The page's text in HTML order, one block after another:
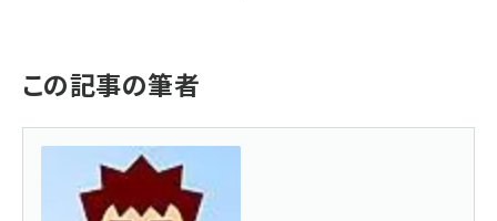
この記事の筆者